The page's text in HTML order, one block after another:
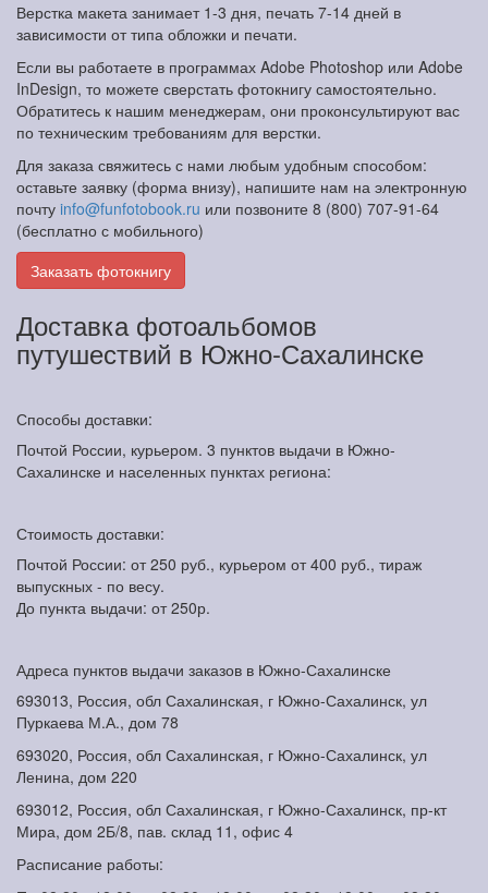
Верстка макета занимает 1-3 дня, печать 7-14 дней в
зависимости от типа обложки и печати.
Если вы работаете в программах Adobe Photoshop или Adobe
InDesign, то можете сверстать фотокнигу самостоятельно.
Обратитесь к нашим менеджерам, они проконсультируют вас
по техническим требованиям для верстки.
Для заказа свяжитесь с нами любым удобным способом:
оставьте заявку (форма внизу), напишите нам на электронную
почту info@funfotobook.ru или позвоните 8 (800) 707-91-64
(бесплатно с мобильного)
Заказать фотокнигу
Доставка фотоальбомов
путушествий в Южно-Сахалинске
Способы доставки:
Почтой России, курьером. 3 пунктов выдачи в Южно-
Сахалинске и населенных пунктах региона:
Стоимость доставки:
Почтой России: от 250 руб., курьером от 400 руб., тираж
выпускных - по весу.
До пункта выдачи: от 250р.
Адреса пунктов выдачи заказов в Южно-Сахалинске
693013, Россия, обл Сахалинская, г Южно-Сахалинск, ул
Пуркаева М.А., дом 78
693020, Россия, обл Сахалинская, г Южно-Сахалинск, ул
Ленина, дом 220
693012, Россия, обл Сахалинская, г Южно-Сахалинск, пр-кт
Мира, дом 2Б/8, пав. склад 11, офис 4
Расписание работы: